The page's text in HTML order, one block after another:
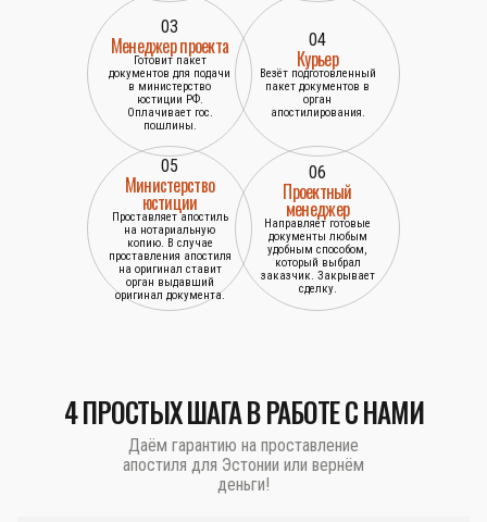
03
Менеджер проекта
Готовит пакет
документов для подачи
в министерство
юстиции РФ.
Оплачивает гос.
пошлины.
04
Курьер
Везёт подготовленный
пакет документов в
орган
апостилирования.
05
Министерство
юстиции
Проставляет апостиль
на нотариальную
копию. В случае
проставления апостиля
на оригинал ставит
орган выдавший
оригинал документа.
06
Проектный
менеджер
Направляет готовые
документы любым
удобным способом,
который выбрал
заказчик. Закрывает
сделку.
4 ПРОСТЫХ ШАГА В РАБОТЕ С НАМИ
Даём гарантию на проставление
апостиля для Эстонии или вернём
деньги!